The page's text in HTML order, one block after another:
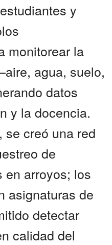
y
monitorear la
agua, suelo,
datos
y la docencia.
se creó una red
de
en arroyos; los
asignaturas de
detectar
calidad del